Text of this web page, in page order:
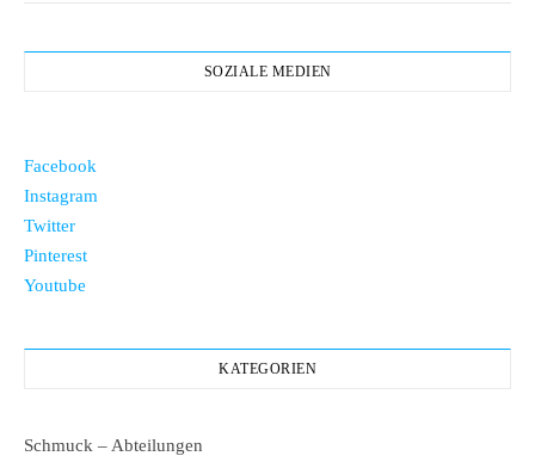
SOZIALE MEDIEN
Facebook
Instagram
Twitter
Pinterest
Youtube
KATEGORIEN
Schmuck – Abteilungen